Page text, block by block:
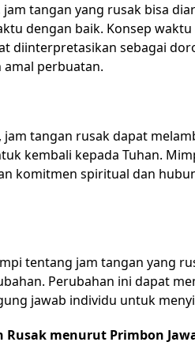
tangan yang rusak bisa
dengan baik. Konsep
diinterpretasikan sebagai
perbuatan.
tangan rusak dapat
kembali kepada Tuhan.
komitmen spiritual dan
tentang jam tangan yang
Perubahan ini dapat
jawab individu untuk
Rusak menurut Primbon